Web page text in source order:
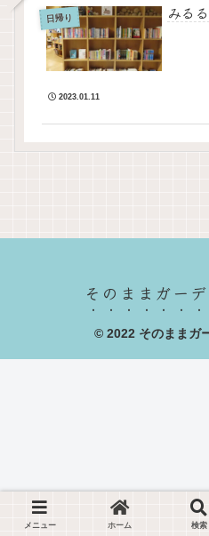
日帰り みるる
2023.01.11
そのままガー
© 2022 そのままガ
メニュー ホーム 検索